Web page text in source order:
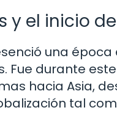
y el inicio
una
Fue durante
hacia Asia,
tal